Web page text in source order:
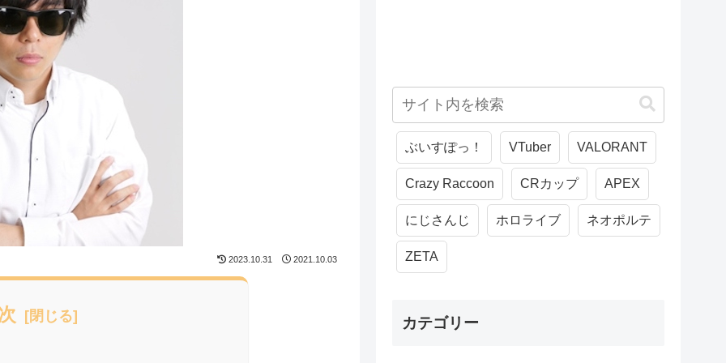
2023.10.31 2021.10.03
ぶいすぽっ！ VTuber VALORANT
Crazy Raccoon CRカップ APEX
にじさんじ ホロライブ ネオポルテ
ZETA
カテゴリー